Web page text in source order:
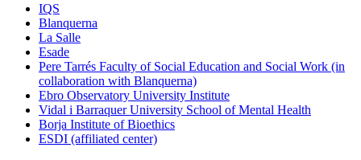
IQS
Blanquerna
La Salle
Esade
Pere Tarrés Faculty of Social Education and Social Work (in
collaboration with Blanquerna)
Ebro Observatory University Institute
Vidal i Barraquer University School of Mental Health
Borja Institute of Bioethics
ESDI (affiliated center)